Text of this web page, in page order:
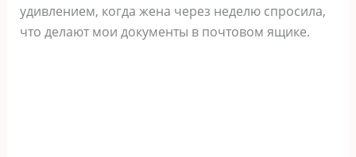
удивлением, когда жена через неделю спросила,
что делают мои документы в почтовом ящике.